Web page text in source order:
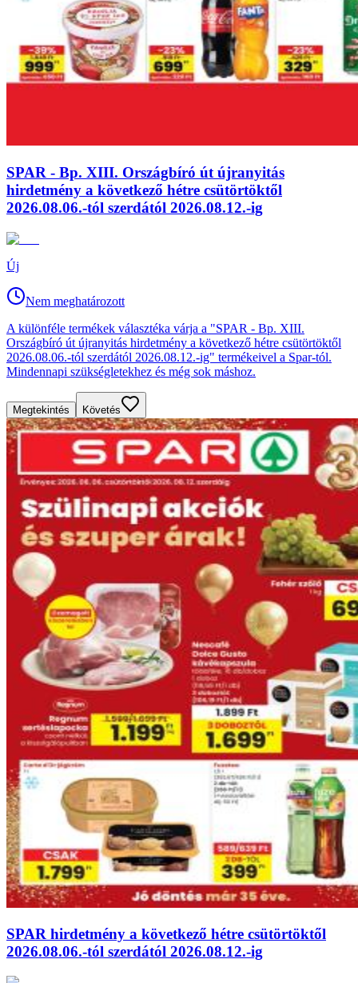
SPAR - Bp. XIII. Országbíró út újranyitás
hirdetmény a következő hétre csütörtöktől
2026.08.06.-tól szerdától 2026.08.12.-ig
Új
Nem meghatározott
A különféle termékek választéka várja a "SPAR - Bp. XIII.
Országbíró út újranyitás hirdetmény a következő hétre csütörtöktől
2026.08.06.-tól szerdától 2026.08.12.-ig" termékeivel a Spar-tól.
Mindennapi szükségletekhez és még sok máshoz.
Megtekintés Követés
SPAR hirdetmény a következő hétre csütörtöktől
2026.08.06.-tól szerdától 2026.08.12.-ig